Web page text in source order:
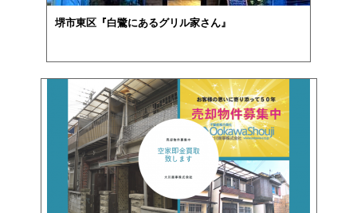
堺市東区『白鷺にあるグリル家さん』